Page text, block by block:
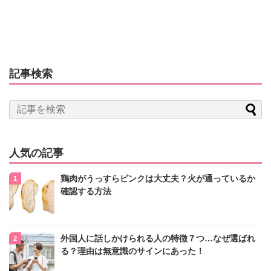
記事検索
人気の記事
鶏肉がうっすらピンクは大丈夫？火が通っているか
確認する方法
外国人に話しかけられる人の特徴７つ…なぜ選ばれ
る？理由は無意識のサインにあった！